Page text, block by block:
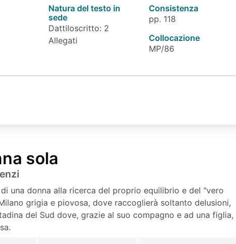
Natura del testo in
sede
Dattiloscritto: 2
Allegati
Consistenza
pp. 118
Collocazione
MP/86
sola
una donna alla ricerca del proprio equilibrio e del "vero
grigia e piovosa, dove raccoglierà soltanto delusioni,
del Sud dove, grazie al suo compagno e ad una figlia,